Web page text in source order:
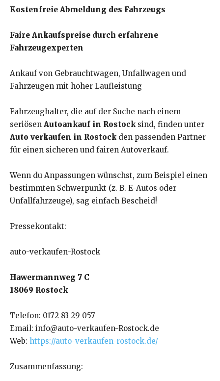
Kostenfreie Abmeldung des Fahrzeugs
Faire Ankaufspreise durch erfahrene
Fahrzeugexperten
Ankauf von Gebrauchtwagen, Unfallwagen und
Fahrzeugen mit hoher Laufleistung
Fahrzeughalter, die auf der Suche nach einem
seriösen Autoankauf in Rostock sind, finden unter
Auto verkaufen in Rostock den passenden Partner
für einen sicheren und fairen Autoverkauf.
Wenn du Anpassungen wünschst, zum Beispiel einen
bestimmten Schwerpunkt (z. B. E-Autos oder
Unfallfahrzeuge), sag einfach Bescheid!
Pressekontakt:
auto-verkaufen-Rostock
Hawermannweg 7 C
18069 Rostock
Telefon: 0172 83 29 057
Email: info@auto-verkaufen-Rostock.de
Web: https://auto-verkaufen-rostock.de/
Zusammenfassung: